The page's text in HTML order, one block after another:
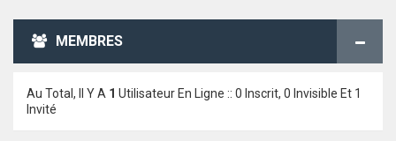
MEMBRES
Au Total, Il Y A 1 Utilisateur En Ligne :: 0 Inscrit, 0 Invisible Et 1
Invité